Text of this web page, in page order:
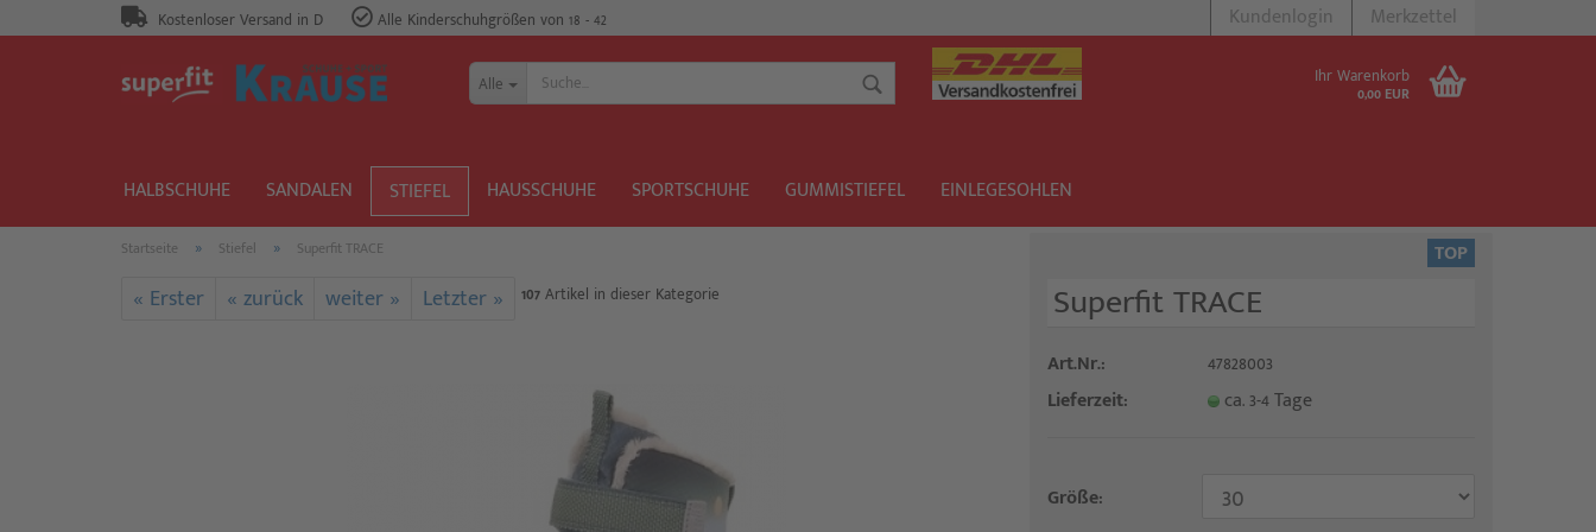
Kostenloser Versand in D Alle Kinderschuhgrößen von 18 - 42 Kundenlogin
Passwort vergessen?
Merkzettel
Alle Ihr Warenkorb
0,00 EUR
HALBSCHUHE SANDALEN STIEFEL HAUSSCHUHE SPORTSCHUHE GUMMISTIEFEL EINLEGESOHLEN
Startseite » Stiefel » Superfit TRACE
« Erster « zurück weiter » Letzter » 107Artikel in dieser Kategorie
TOP
Superfit TRACE
Art.Nr.:
47828003
Lieferzeit:
ca. 3-4 Tage
Größe: